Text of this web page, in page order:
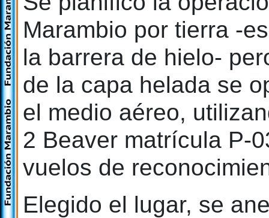
Marambio por tierra -
la barrera de hielo-
de la capa helada se
el medio aéreo,
2 Beaver matrícula P-
vuelos de
Elegido el lugar, se